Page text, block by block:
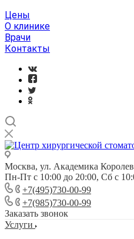
Цены
О клинике
Врачи
Контакты
Москва, ул. Академика
Пн-Пт с 10:00 до 20:00, Сб с
+7(495)730-00-99
+7(985)730-00-99
Заказать звонок
Услуги